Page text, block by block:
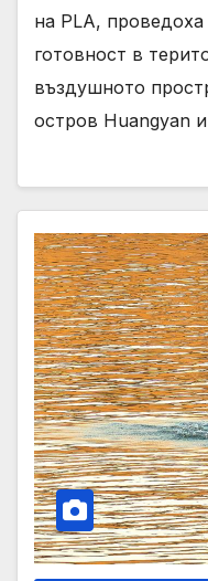
на PLA,
готовност в
въздушното
остров Huangyan